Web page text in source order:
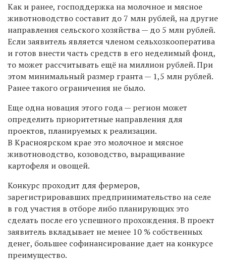
Как и ранее, господдержка на молочное и мясное
животноводство составит до 7 млн рублей, на другие
направления сельского хозяйства — до 5 млн рублей.
Если заявитель является членом сельхозкооператива
и готов внести часть средств в его неделимый фонд,
то может рассчитывать ещё на миллион рублей. При
этом минимальный размер гранта — 1,5 млн рублей.
Ранее такого ограничения не было.
Еще одна новация этого года — регион может
определить приоритетные направления для
проектов, планируемых к реализации.
В Красноярском крае это молочное и мясное
животноводство, козоводство, выращивание
картофеля и овощей.
Конкурс проходит для фермеров,
зарегистрировавших предпринимательство на селе
в год участия в отборе либо планирующих это
сделать после его успешного прохождения. В проект
заявитель вкладывает не менее 10 % собственных
денег, большее софинансирование дает на конкурсе
преимущество.